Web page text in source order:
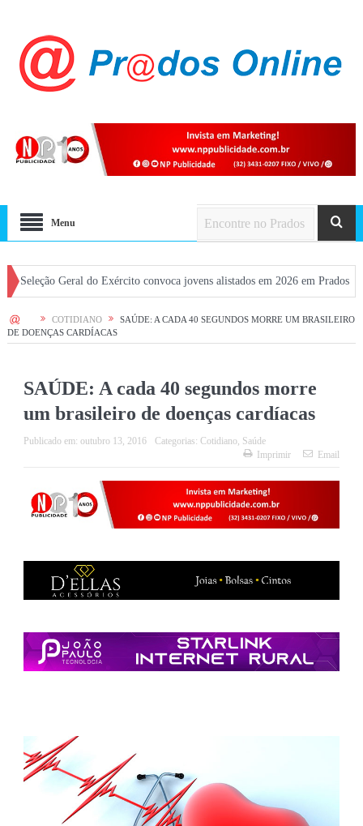
Menu
do Exército convoca jovens alistados em 2026 em Prados Dia dos
HOME COTIDIANO
SAÚDE: A CADA 40 SEGUNDOS MORRE UM BRASILEIRO
DE DOENÇAS CARDÍACAS
SAÚDE: A cada 40 segundos morre
um brasileiro de doenças cardíacas
Publicado em: outubro 13, 2016 Categorias: Cotidiano, Saúde
Imprimir
Email